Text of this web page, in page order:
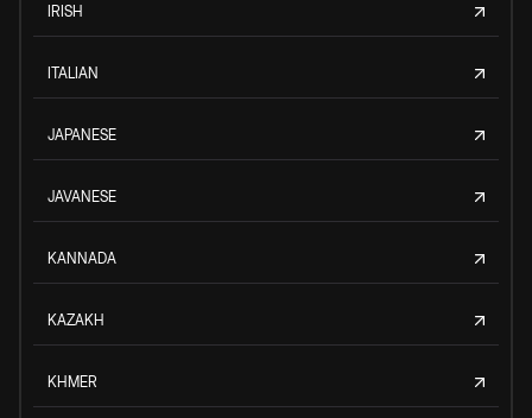
IRISH
ITALIAN
JAPANESE
JAVANESE
KANNADA
KAZAKH
KHMER